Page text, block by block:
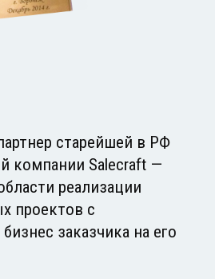
старейшей в РФ
компании Salecraft —
реализации
проектов с
заказчика на его